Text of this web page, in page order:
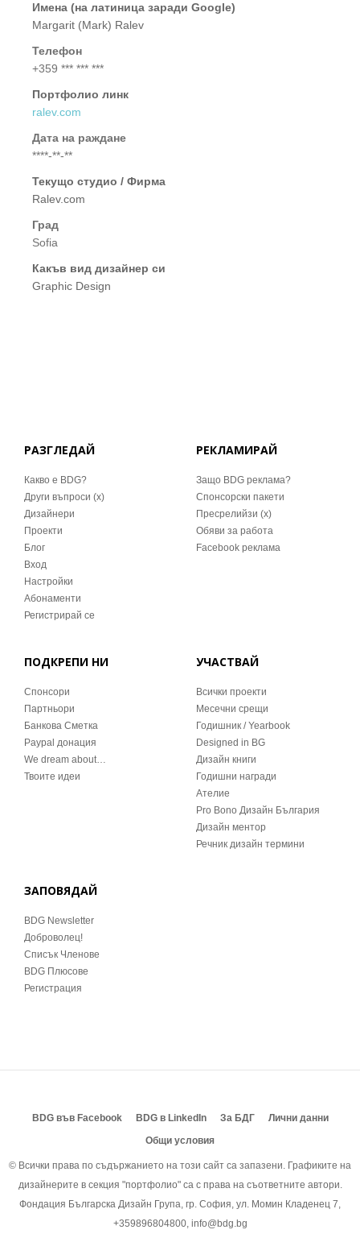
Имена (на латиница заради Google)
Margarit (Mark) Ralev
Телефон
+359 *** *** ***
Портфолио линк
ralev.com
Дата на раждане
****-**-**
Текущо студио / Фирма
Ralev.com
Град
Sofia
Какъв вид дизайнер си
Graphic Design
РАЗГЛЕДАЙ
Какво е BDG?
Други въпроси (x)
Дизайнери
Проекти
Блог
Вход
Настройки
Абонаменти
Регистрирай се
РЕКЛАМИРАЙ
Защо BDG реклама?
Спонсорски пакети
Пресрелийзи (x)
Обяви за работа
Facebook реклама
ПОДКРЕПИ НИ
Спонсори
Партньори
Банкова Сметка
Paypal донация
We dream about…
Твоите идеи
УЧАСТВАЙ
Всички проекти
Месечни срещи
Годишник / Yearbook
Designed in BG
Дизайн книги
Годишни награди
Ателие
Pro Bono Дизайн България
Дизайн ментор
Речник дизайн термини
ЗАПОВЯДАЙ
BDG Newsletter
Доброволец!
Списък Членове
BDG Плюсове
Регистрация
BDG във Facebook BDG в LinkedIn За БДГ
Лични данни
Общи условия
© Всички права по съдържанието на този сайт са запазени. Графиките на
дизайнерите в секция "портфолио" са с права на съответните автори.
Фондация Българска Дизайн Група, гр. София, ул. Момин Кладенец 7,
+359896804800, info@bdg.bg